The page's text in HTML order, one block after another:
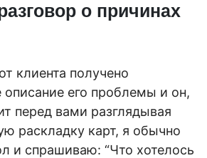
о причинах
клиента получено
его проблемы и он,
перед вами разглядывая
раскладку карт, я обычно
и спрашиваю: “Что хотелось